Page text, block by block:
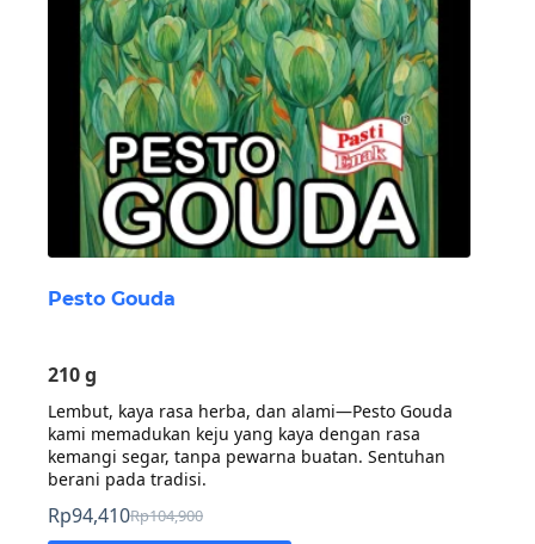
Pesto Gouda
210 g
Lembut, kaya rasa herba, dan alami—Pesto Gouda
kami memadukan keju yang kaya dengan rasa
kemangi segar, tanpa pewarna buatan. Sentuhan
berani pada tradisi.
Rp104,900
Harga
Rp94,410Harga